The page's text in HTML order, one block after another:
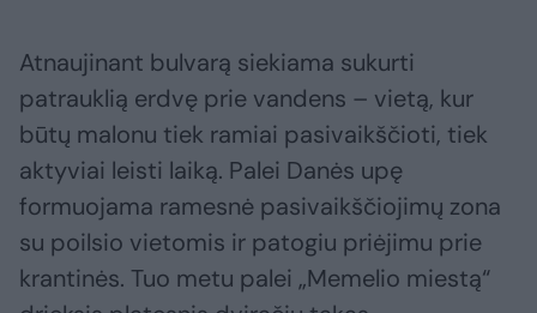
Atnaujinant bulvarą siekiama sukurti
patrauklią erdvę prie vandens – vietą, kur
būtų malonu tiek ramiai pasivaikščioti, tiek
aktyviai leisti laiką. Palei Danės upę
formuojama ramesnė pasivaikščiojimų zona
su poilsio vietomis ir patogiu priėjimu prie
krantinės. Tuo metu palei „Memelio miestą“